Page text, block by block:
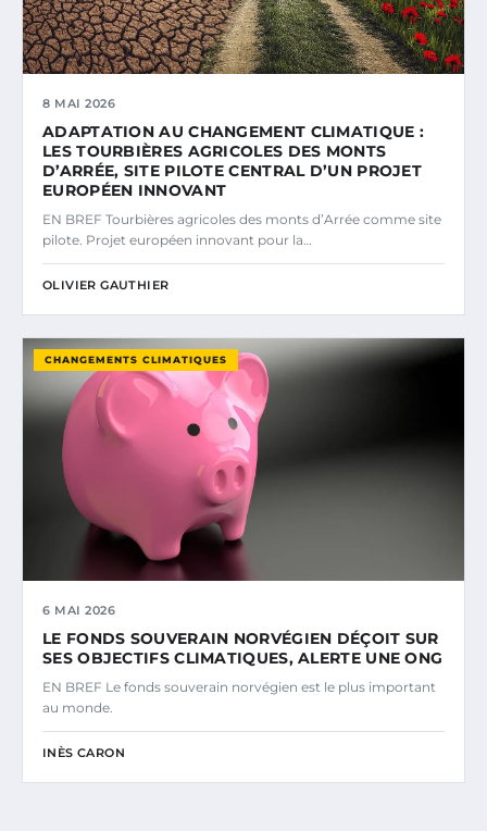
8 MAI 2026
ADAPTATION AU CHANGEMENT CLIMATIQUE :
LES TOURBIÈRES AGRICOLES DES MONTS
D’ARRÉE, SITE PILOTE CENTRAL D’UN PROJET
EUROPÉEN INNOVANT
EN BREF Tourbières agricoles des monts d’Arrée comme site
pilote. Projet européen innovant pour la…
OLIVIER GAUTHIER
CHANGEMENTS CLIMATIQUES
6 MAI 2026
LE FONDS SOUVERAIN NORVÉGIEN DÉÇOIT SUR
SES OBJECTIFS CLIMATIQUES, ALERTE UNE ONG
EN BREF Le fonds souverain norvégien est le plus important
au monde.
INÈS CARON